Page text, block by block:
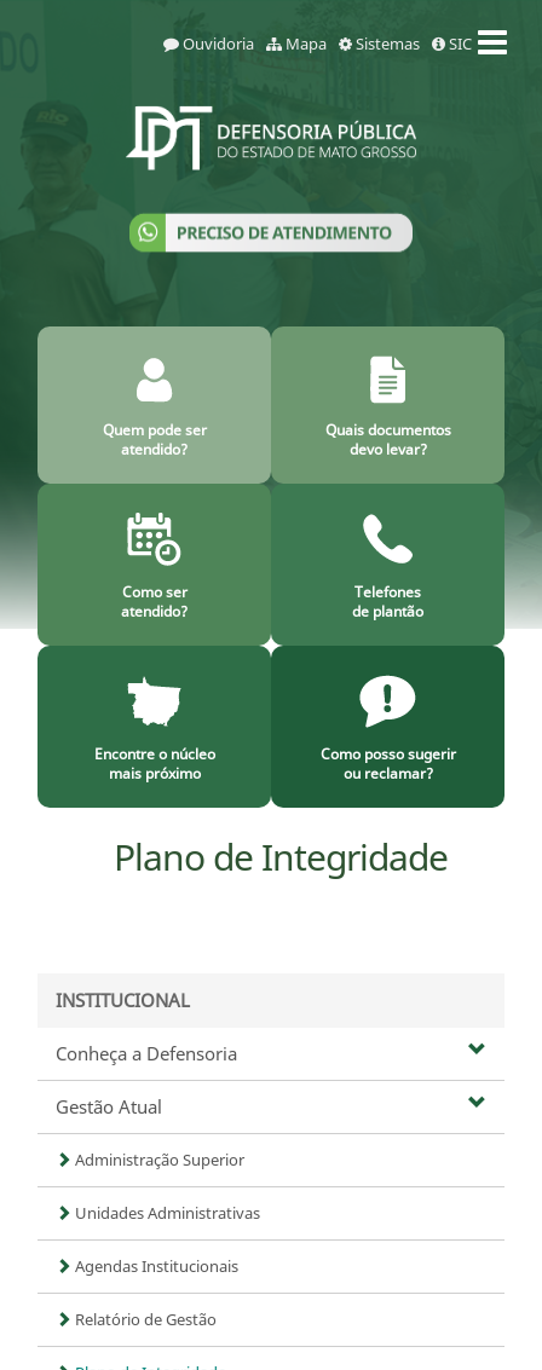
Ouvidoria Mapa Sistemas SIC
Quem pode ser
atendido?
Quais documentos
devo levar?
Como ser
atendido?
Telefones
de plantão
Encontre o núcleo
mais próximo
Como posso sugerir
ou reclamar?
Plano de Integridade
INSTITUCIONAL
Conheça a Defensoria
Gestão Atual
Administração Superior
Unidades Administrativas
Agendas Institucionais
Relatório de Gestão